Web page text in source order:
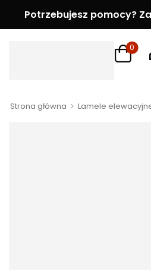
Potrzebujesz pomocy?
0
Strona główna > Lamele